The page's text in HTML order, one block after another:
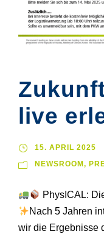
live
15. APRIL 2025
NEWSROOM ,
PhysICAL:
Nach 5 Jahren
wir die Ergebnisse